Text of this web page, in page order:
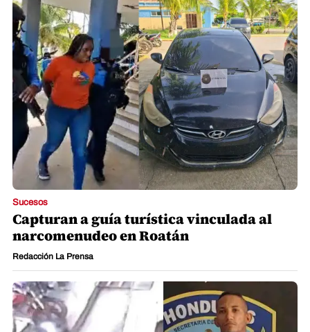
Sucesos
Capturan a guía turística vinculada al
narcomenudeo en Roatán
Redacción La Prensa